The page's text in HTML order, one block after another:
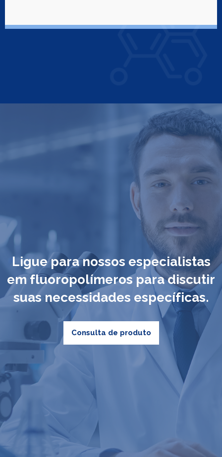
Ligue para nossos especialistas
em fluoropolímeros para discutir
suas necessidades específicas.
Consulta de produto